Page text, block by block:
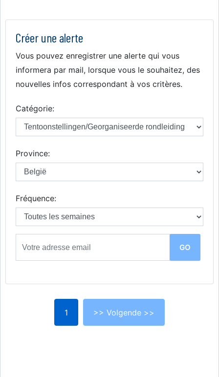
Créer une alerte
Vous pouvez enregistrer une alerte qui vous
informera par mail, lorsque vous le souhaitez, des
nouvelles infos correspondant à vos critères.
Catégorie:
Province:
Fréquence:
1 >> Volgende >>